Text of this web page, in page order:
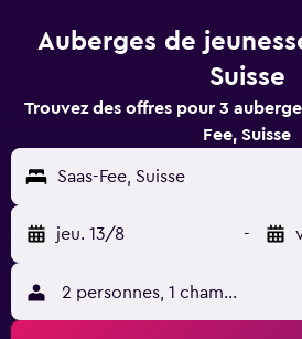
Auberges de
Suisse
Trouvez des offres pour 3
Fee, Suisse
Saas-Fee, Suisse
jeu. 13/8 -
2 personnes, 1 chambre